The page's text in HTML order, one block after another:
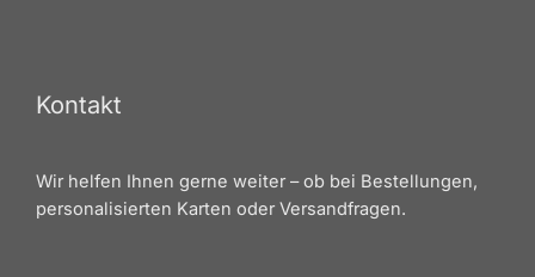
Kontakt
Wir helfen Ihnen gerne weiter – ob bei Bestellungen,
personalisierten Karten oder Versandfragen.